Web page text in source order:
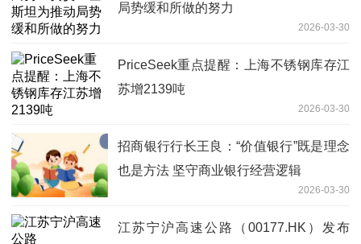
局势缓和所做的努力
2026-03-30
PriceSeek重点提醒：上海不锈钢库存江
苏增2139吨
2026-03-30
招商银行行长王良：“价值银行”既是理念
也是方法 坚守商业银行经营逻辑
2026-03-30
江苏宁沪高速公路（00177.HK）发布